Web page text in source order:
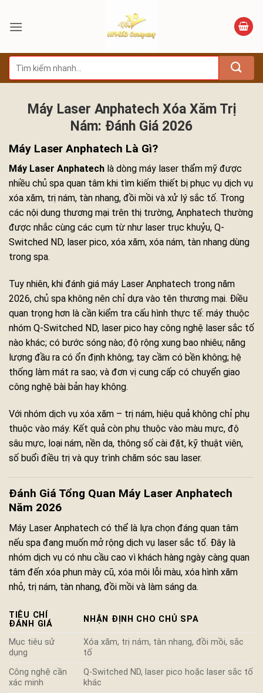
qua
dung
Tìm
kiếm:
Máy Laser Anphatech Xóa Xăm Trị
Nám: Đánh Giá 2026
Máy Laser Anphatech Là Gì?
Máy Laser Anphatech là dòng máy laser thẩm mỹ được
nhiều chủ spa quan tâm khi tìm kiếm thiết bị phục vụ dịch vụ
xóa xăm, trị nám, tàn nhang, đồi mồi và xử lý sắc tố. Trong
các nội dung thương mại trên thị trường, Anphatech thường
được nhắc cùng các cụm từ như laser trục khuỷu, Q-
Switched ND, laser pico, xóa xăm, xóa nám, tàn nhang dùng
trong spa.
Tuy nhiên, khi đánh giá máy Laser Anphatech trong năm
2026, chủ spa không nên chỉ dựa vào tên thương mại. Điều
quan trọng hơn là cần kiểm tra cấu hình thực tế: máy thuộc
nhóm Q-Switched ND, laser pico hay công nghệ laser sắc tố
nào khác; có bước sóng nào; độ rộng xung bao nhiêu; năng
lượng đầu ra có ổn định không; tay cầm có bền không; hệ
thống làm mát ra sao; và đơn vị cung cấp có chuyển giao
công nghệ bài bản hay không.
Với nhóm dịch vụ xóa xăm – trị nám, hiệu quả không chỉ phụ
thuộc vào máy. Kết quả còn phụ thuộc vào màu mực, độ
sâu mực, loại nám, nền da, thông số cài đặt, kỹ thuật viên,
số buổi điều trị và quy trình chăm sóc sau laser.
Đánh Giá Tổng Quan Máy Laser Anphatech
Năm 2026
Máy Laser Anphatech có thể là lựa chọn đáng quan tâm
nếu spa đang muốn mở rộng dịch vụ laser sắc tố. Đây là
nhóm dịch vụ có nhu cầu cao vì khách hàng ngày càng quan
tâm đến xóa phun mày cũ, xóa môi lỗi màu, xóa hình xăm
nhỏ, trị nám, tàn nhang, đồi mồi và làm sáng da.
TIÊU CHÍ
ĐÁNH GIÁ
NHẬN ĐỊNH CHO CHỦ SPA
Mục tiêu sử
dụng
Xóa xăm, trị nám, tàn nhang, đồi mồi, sắc
tố
Công nghệ cần
xác minh
Q-Switched ND, laser pico hoặc laser sắc tố
khác